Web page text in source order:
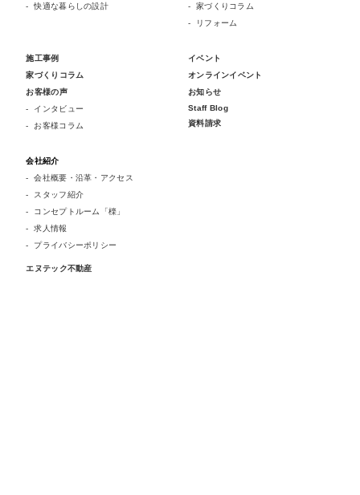
快適な暮らしの設計
家づくりコラム
リフォーム
施工事例
家づくりコラム
お客様の声
インタビュー
お客様コラム
イベント
オンラインイベント
お知らせ
Staff Blog
資料請求
会社紹介
会社概要・沿革・アクセス
スタッフ紹介
コンセプトルーム「檪」
求人情報
プライバシーポリシー
エヌテック不動産